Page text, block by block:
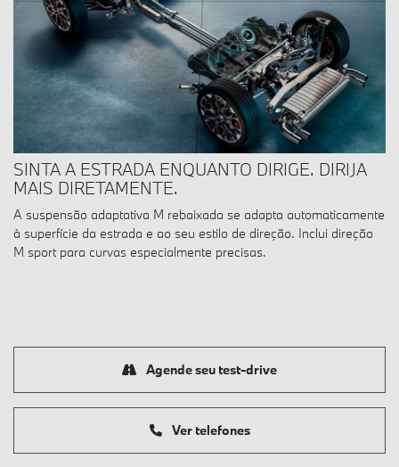
SINTA A ESTRADA ENQUANTO DIRIGE. DIRIJA
MAIS DIRETAMENTE.
A suspensão adaptativa M rebaixada se adapta automaticamente
à superfície da estrada e ao seu estilo de direção. Inclui direção
M sport para curvas especialmente precisas.
Ver telefones
Agende seu test-drive